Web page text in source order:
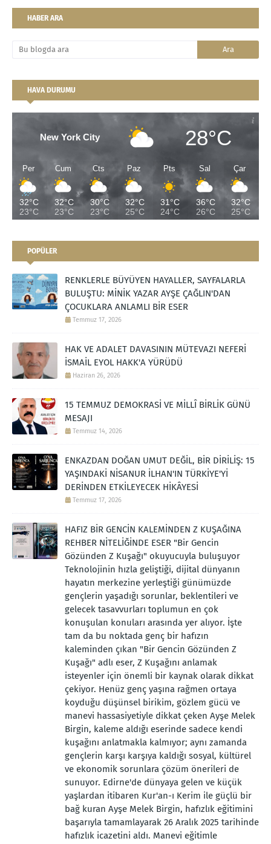
HABER ARA
HAVA DURUMU
New York City 28°C
Per
32°C
23°C
Cum
32°C
23°C
Cts
30°C
23°C
Paz
32°C
25°C
Pts
31°C
24°C
Sal
36°C
26°C
Çar
32°C
25°C
POPÜLER
RENKLERLE BÜYÜYEN HAYALLER, SAYFALARLA
BULUŞTU: MİNİK YAZAR AYŞE ÇAĞLIN'DAN
ÇOCUKLARA ANLAMLI BİR ESER
Temmuz 17, 2026
HAK VE ADALET DAVASININ MÜTEVAZI NEFERİ
İSMAİL EYOL HAKK'A YÜRÜDÜ
Haziran 26, 2026
15 TEMMUZ DEMOKRASİ VE MİLLÎ BİRLİK GÜNÜ
MESAJI
Temmuz 14, 2026
ENKAZDAN DOĞAN UMUT DEĞİL, BİR DİRİLİŞ: 15
YAŞINDAKİ NİSANUR İLHAN'IN TÜRKİYE'Yİ
DERİNDEN ETKİLEYECEK HİKÂYESİ
Temmuz 17, 2026
HAFIZ BİR GENCİN KALEMİNDEN Z KUŞAĞINA
REHBER NİTELİĞİNDE ESER "Bir Gencin
Gözünden Z Kuşağı" okuyucuyla buluşuyor
Teknolojinin hızla geliştiği, dijital dünyanın
hayatın merkezine yerleştiği günümüzde
gençlerin yaşadığı sorunlar, beklentileri ve
gelecek tasavvurları toplumun en çok
konuşulan konuları arasında yer alıyor. İşte
tam da bu noktada genç bir hafızın
kaleminden çıkan "Bir Gencin Gözünden Z
Kuşağı" adlı eser, Z Kuşağını anlamak
isteyenler için önemli bir kaynak olarak dikkat
çekiyor. Henüz genç yaşına rağmen ortaya
koyduğu düşünsel birikim, gözlem gücü ve
manevi hassasiyetiyle dikkat çeken Ayşe Melek
Birgin, kaleme aldığı eserinde sadece kendi
kuşağını anlatmakla kalmıyor; aynı zamanda
gençlerin karşı karşıya kaldığı sosyal, kültürel
ve ekonomik sorunlara çözüm önerileri de
sunuyor. Edirne'de dünyaya gelen ve küçük
yaşlardan itibaren Kur'an-ı Kerim ile güçlü bir
bağ kuran Ayşe Melek Birgin, hafızlık eğitimini
başarıyla tamamlayarak 26 Aralık 2025 tarihinde
hafızlık icazetini aldı. Manevi eğitimle